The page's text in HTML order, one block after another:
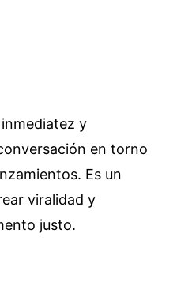
y
en torno
Es un
viralidad y
justo.